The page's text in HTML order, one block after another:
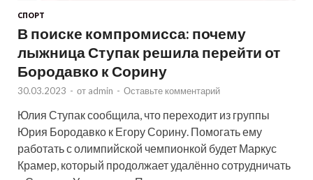
СПОРТ
В поиске компромисса: почему
лыжница Ступак решила перейти от
Бородавко к Сорину
30.03.2023 - от admin - Оставьте комментарий
Юлия Ступак сообщила, что переходит из группы
Юрия Бородавко к Егору Сорину. Помогать ему
работать с олимпийской чемпионкой будет Маркус
Крамер, который продолжает удалённо сотрудничать